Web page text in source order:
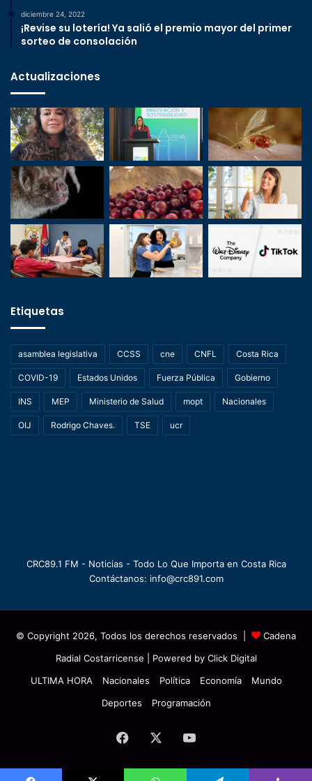
diciembre 24, 2022
¡Revise su lotería! Ya salió el premio mayor del primer
sorteo de consolación
Actualizaciones
Etiquetas
asamblea legislativa CCSS cne CNFL Costa Rica
COVID-19 Estados Unidos Fuerza Pública Gobierno
INS MEP Ministerio de Salud mopt Nacionales
OIJ Rodrigo Chaves. TSE ucr
CRC89.1 FM - Noticias - Todo Lo Que Importa en Costa Rica
Contáctanos: info@crc891.com
© Copyright 2026, Todos los derechos reservados |
Cadena
Radial Costarricense | Powered by Click Digital
ULTIMA HORA
Nacionales Política Economía
Mundo
Deportes
Programación
Facebook YouTube